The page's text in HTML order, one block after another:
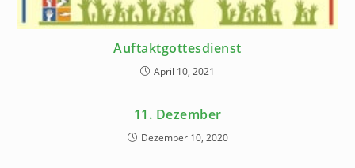
Auftaktgottesdienst
April 10, 2021
11. Dezember
Dezember 10, 2020